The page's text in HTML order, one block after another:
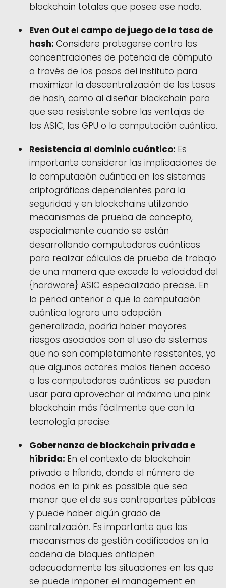
blockchain totales que posee ese nodo.
Even Out el campo de juego de la tasa de
hash: Considere protegerse contra las
concentraciones de potencia de cómputo
a través de los pasos del instituto para
maximizar la descentralización de las tasas
de hash, como al diseñar blockchain para
que sea resistente sobre las ventajas de
los ASIC, las GPU o la computación cuántica.
Resistencia al dominio cuántico: Es
importante considerar las implicaciones de
la computación cuántica en los sistemas
criptográficos dependientes para la
seguridad y en blockchains utilizando
mecanismos de prueba de concepto,
especialmente cuando se están
desarrollando computadoras cuánticas
para realizar cálculos de prueba de trabajo
de una manera que excede la velocidad del
{hardware} ASIC especializado precise. En
la period anterior a que la computación
cuántica lograra una adopción
generalizada, podría haber mayores
riesgos asociados con el uso de sistemas
que no son completamente resistentes, ya
que algunos actores malos tienen acceso
a las computadoras cuánticas. se pueden
usar para aprovechar al máximo una pink
blockchain más fácilmente que con la
tecnología precise.
Gobernanza de blockchain privada e
híbrida: En el contexto de blockchain
privada e híbrida, donde el número de
nodos en la pink es possible que sea
menor que el de sus contrapartes públicas
y puede haber algún grado de
centralización. Es importante que los
mecanismos de gestión codificados en la
cadena de bloques anticipen
adecuadamente las situaciones en las que
se puede imponer el management en